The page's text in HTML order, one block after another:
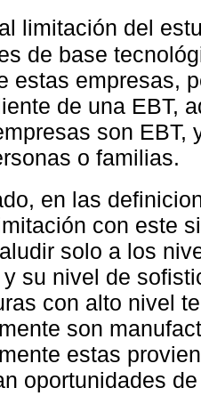
limitación del
de base
estas empresas,
de una EBT,
son EBT,
o familias.
en las
con este
solo a los
su nivel de
con alto nivel
son
estas
oportunidades